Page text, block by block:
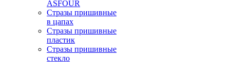
ASFOUR
Стразы пришивные
в цапах
Стразы пришивные
пластик
Стразы пришивные
стекло